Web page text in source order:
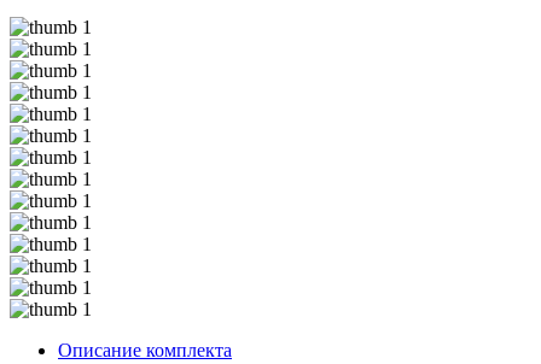
Описание комплекта